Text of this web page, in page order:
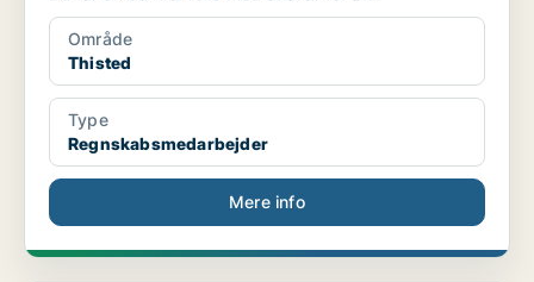
Område
Thisted
Type
Regnskabsmedarbejder
Mere info